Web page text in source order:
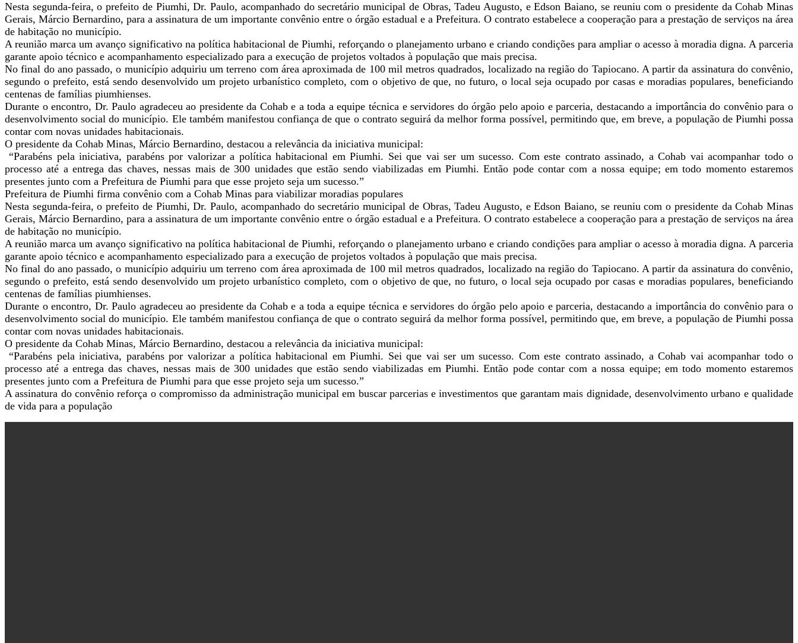
Nesta segunda-feira, o prefeito de Piumhi, Dr. Paulo, acompanhado do secretário municipal de Obras, Tadeu Augusto, e Edson Baiano, se reuniu com o presidente da Cohab Minas
Gerais, Márcio Bernardino, para a assinatura de um importante convênio entre o órgão estadual e a Prefeitura. O contrato estabelece a cooperação para a prestação de serviços na área
de habitação no município.
A reunião marca um avanço significativo na política habitacional de Piumhi, reforçando o planejamento urbano e criando condições para ampliar o acesso à moradia digna. A parceria
garante apoio técnico e acompanhamento especializado para a execução de projetos voltados à população que mais precisa.
No final do ano passado, o município adquiriu um terreno com área aproximada de 100 mil metros quadrados, localizado na região do Tapiocano. A partir da assinatura do convênio,
segundo o prefeito, está sendo desenvolvido um projeto urbanístico completo, com o objetivo de que, no futuro, o local seja ocupado por casas e moradias populares, beneficiando
centenas de famílias piumhienses.
Durante o encontro, Dr. Paulo agradeceu ao presidente da Cohab e a toda a equipe técnica e servidores do órgão pelo apoio e parceria, destacando a importância do convênio para o
desenvolvimento social do município. Ele também manifestou confiança de que o contrato seguirá da melhor forma possível, permitindo que, em breve, a população de Piumhi possa
contar com novas unidades habitacionais.
O presidente da Cohab Minas, Márcio Bernardino, destacou a relevância da iniciativa municipal:
“Parabéns pela iniciativa, parabéns por valorizar a política habitacional em Piumhi. Sei que vai ser um sucesso. Com este contrato assinado, a Cohab vai acompanhar todo o
processo até a entrega das chaves, nessas mais de 300 unidades que estão sendo viabilizadas em Piumhi. Então pode contar com a nossa equipe; em todo momento estaremos
presentes junto com a Prefeitura de Piumhi para que esse projeto seja um sucesso.”
Prefeitura de Piumhi firma convênio com a Cohab Minas para viabilizar moradias populares
Nesta segunda-feira, o prefeito de Piumhi, Dr. Paulo, acompanhado do secretário municipal de Obras, Tadeu Augusto, e Edson Baiano, se reuniu com o presidente da Cohab Minas
Gerais, Márcio Bernardino, para a assinatura de um importante convênio entre o órgão estadual e a Prefeitura. O contrato estabelece a cooperação para a prestação de serviços na área
de habitação no município.
A reunião marca um avanço significativo na política habitacional de Piumhi, reforçando o planejamento urbano e criando condições para ampliar o acesso à moradia digna. A parceria
garante apoio técnico e acompanhamento especializado para a execução de projetos voltados à população que mais precisa.
No final do ano passado, o município adquiriu um terreno com área aproximada de 100 mil metros quadrados, localizado na região do Tapiocano. A partir da assinatura do convênio,
segundo o prefeito, está sendo desenvolvido um projeto urbanístico completo, com o objetivo de que, no futuro, o local seja ocupado por casas e moradias populares, beneficiando
centenas de famílias piumhienses.
Durante o encontro, Dr. Paulo agradeceu ao presidente da Cohab e a toda a equipe técnica e servidores do órgão pelo apoio e parceria, destacando a importância do convênio para o
desenvolvimento social do município. Ele também manifestou confiança de que o contrato seguirá da melhor forma possível, permitindo que, em breve, a população de Piumhi possa
contar com novas unidades habitacionais.
O presidente da Cohab Minas, Márcio Bernardino, destacou a relevância da iniciativa municipal:
“Parabéns pela iniciativa, parabéns por valorizar a política habitacional em Piumhi. Sei que vai ser um sucesso. Com este contrato assinado, a Cohab vai acompanhar todo o
processo até a entrega das chaves, nessas mais de 300 unidades que estão sendo viabilizadas em Piumhi. Então pode contar com a nossa equipe; em todo momento estaremos
presentes junto com a Prefeitura de Piumhi para que esse projeto seja um sucesso.”
A assinatura do convênio reforça o compromisso da administração municipal em buscar parcerias e investimentos que garantam mais dignidade, desenvolvimento urbano e qualidade
de vida para a população